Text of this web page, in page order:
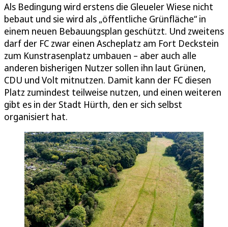
Als Bedingung wird erstens die Gleueler Wiese nicht
bebaut und sie wird als „öffentliche Grünfläche“ in
einem neuen Bebauungsplan geschützt. Und zweitens
darf der FC zwar einen Ascheplatz am Fort Deckstein
zum Kunstrasenplatz umbauen – aber auch alle
anderen bisherigen Nutzer sollen ihn laut Grünen,
CDU und Volt mitnutzen. Damit kann der FC diesen
Platz zumindest teilweise nutzen, und einen weiteren
gibt es in der Stadt Hürth, den er sich selbst
organisiert hat.